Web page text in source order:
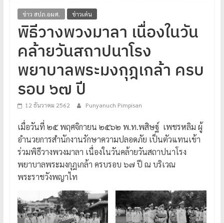
ทหารผ่านศึก
ไทยข่าว สปภ.อผศ. ข่าวเด่น
พิธีวางพวงมาลา เนื่องในวัน
คล้ายวันสถาปนาโรง
พยาบาลพระมงกุฎเกล้า ครบ
รอบ ๖๗ ปี
12 ธันวาคม 2562 Punyanuch Pimpisan
เมื่อวันที่ ๒๕ พฤศจิกายน ๒๕๖๒ พ.ท.พสิษฐ์ เพชรหลิม ผู้
อำนวยการสำนักงานรักษาความปลอดภัย เป็นตัวแทนเข้า
ร่วมพิธีวางพวงมาลา เนื่องในวันคล้ายวันสถาปนาโรง
พยาบาลพระมงกุฎเกล้า ครบรอบ ๖๗ ปี ณ บริเวณ
พระราชวังพญาไท